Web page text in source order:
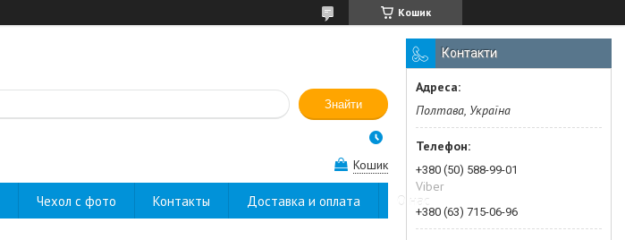
Кошик
Знайти
Кошик
Чехол с фото Контакты Доставка и оплата О нас
Контакти
Полтава, Україна
+380 (50) 588-99-01
Viber
+380 (63) 715-06-96